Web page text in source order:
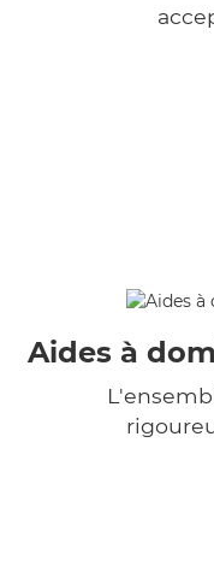
Aides à